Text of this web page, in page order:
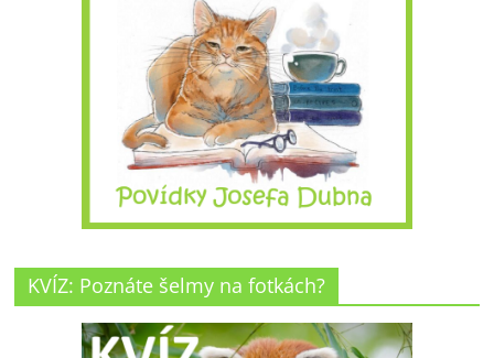
KVÍZ: Poznáte šelmy na fotkách?